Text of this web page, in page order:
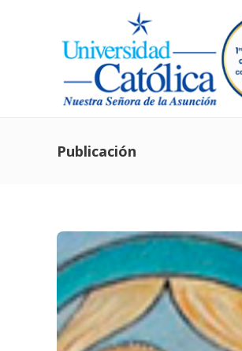
Publicación